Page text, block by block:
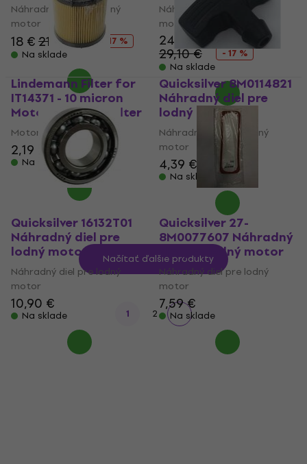
Náhradný diel pre lodný
motor
18 €21,80 €
- 17 %
Na sklade
Náhradný diel pre lodný
motor
24,10 €
29,10 €
- 17 %
Na sklade
Lindemann Filter for
IT14371 - 10 micron
Motorový lodný filter
Motorový lodný filter
2,19 € 2,69 €
Na sklade
Quicksilver 8M0114821
Náhradný diel pre
lodný motor
Náhradný diel pre lodný
motor
4,39 € 5,39 €
Na sklade
Quicksilver 16132T01
Náhradný diel pre
lodný motor
Náhradný diel pre lodný
motor
10,90 €
Na sklade
Quicksilver 27-
8M0077607 Náhradný
diel pre lodný motor
Náhradný diel pre lodný
motor
7,59 €
Na sklade
Načítať ďalšie produkty
1 2